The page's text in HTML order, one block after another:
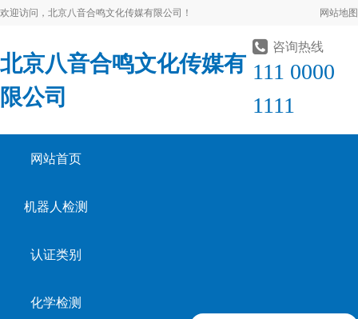
欢迎访问，北京八音合鸣文化传媒有限公司！ 网站地图
北京八音合鸣文化传媒有
限公司
咨询热线
111 0000
1111
网站首页
机器人检测
认证类别
化学检测